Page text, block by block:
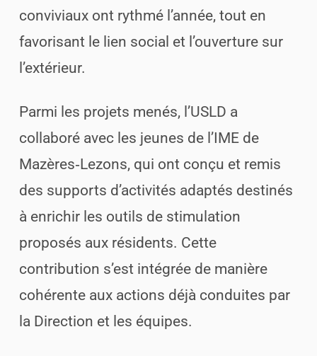
conviviaux ont rythmé l’année, tout en
favorisant le lien social et l’ouverture sur
l’extérieur.
Parmi les projets menés, l’USLD a
collaboré avec les jeunes de l’IME de
Mazères‑Lezons, qui ont conçu et remis
des supports d’activités adaptés destinés
à enrichir les outils de stimulation
proposés aux résidents. Cette
contribution s’est intégrée de manière
cohérente aux actions déjà conduites par
la Direction et les équipes.